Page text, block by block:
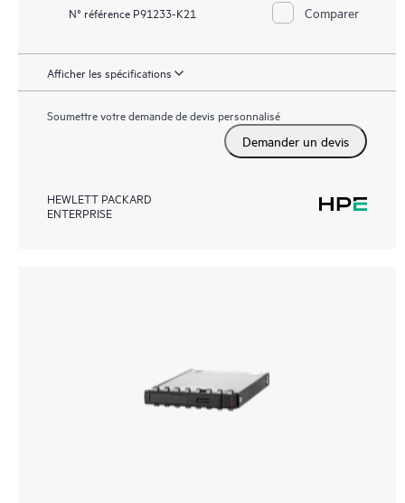
N° référence P91233-K21 Comparer
Afficher les spécifications
Soumettre votre demande de devis personnalisé
Demander un devis
HEWLETT PACKARD
ENTERPRISE